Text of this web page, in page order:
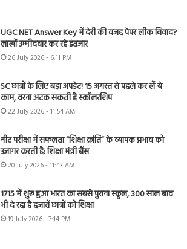
UGC NET Answer Key में देरी की वजह पेपर लीक विवाद?
लाखों उम्मीदवार कर रहे इंतजार
26 July 2026 - 6:11 PM
SC छात्रों के लिए बड़ा अपडेट! 15 अगस्त से पहले कर लें ये
काम, वरना अटक सकती है स्कॉलरशिप
22 July 2026 - 11:54 AM
नीट परीक्षा में सफलता “शिक्षा क्रांति” के व्यापक प्रभाव को
उजागर करती है: शिक्षा मंत्री बैंस
20 July 2026 - 11:43 AM
1715 में शुरू हुआ भारत का सबसे पुराना स्कूल, 300 साल बाद
भी दे रहा है हजारों छात्रों को शिक्षा
19 July 2026 - 7:14 PM